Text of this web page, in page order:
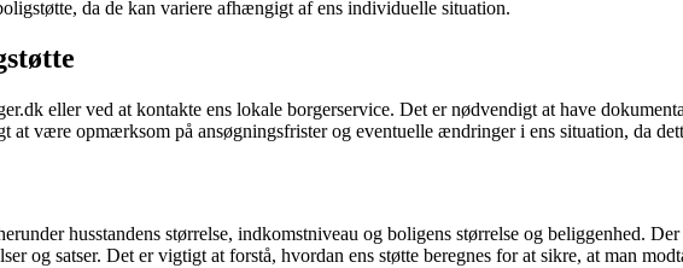
da de kan variere afhængigt af ens individuelle situation.
eller ved at kontakte ens lokale borgerservice. Det er nødvendigt at have
at være opmærksom på ansøgningsfrister og eventuelle ændringer i ens situation, da
husstandens størrelse, indkomstniveau og boligens størrelse og beliggenhed.
og satser. Det er vigtigt at forstå, hvordan ens støtte beregnes for at sikre, at man